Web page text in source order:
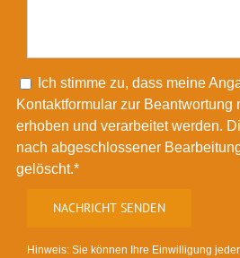
Ich stimme zu, dass meine
Kontaktformular zur Beantwortung
erhoben und verarbeitet werden.
nach abgeschlossener
gelöscht.*
Hinweis: Sie können Ihre Einwilligung